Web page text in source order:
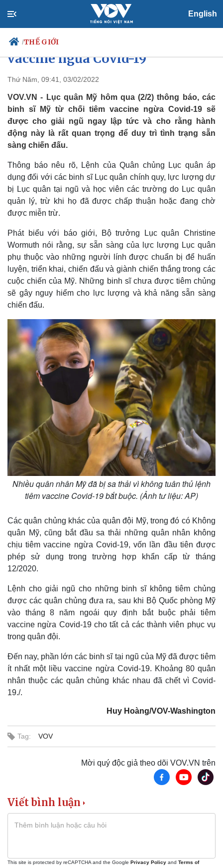
English
/THẾ GIỚI
Chính trị
Đảng
Tổ chức nhân sự
Quốc hội
Nhận diện sự thật
Xã hội
Tin 24h
Dự báo thời tiết
Giáo dục
Dấu ấn VOV
Biển đảo
Cuộc sống đó đây
Hồ sơ
Multimedia
Video
Ảnh
E-Magazine
Infographic
Kinh tế
Thị trường
Tiêu dùng
Lục quân Mỹ bắt đầu cho giải
ngũ những binh sĩ từ chối tiêm
vaccine ngừa Covid-19
Thứ Năm, 09:41, 03/02/2022
VOV.VN - Lục quân Mỹ hôm qua (2/2) thông báo, các
binh sĩ Mỹ từ chối tiêm vaccine ngừa Covid-19 sẽ
được cho giải ngũ ngay lập tức và cho rằng hành
động này là rất quan trọng để duy trì tình trạng sẵn
sàng chiến đấu.
Thông báo nêu rõ, Lệnh của Quân chủng Lục quân áp
dụng đối với các binh sĩ Lục quân chính quy, lực lượng dự
bị Lục quân tại ngũ và học viên các trường do Lục quân
quản lý, trừ khi họ đã được chấp thuận hoặc đang chờ
được miễn trừ.
Phát biểu với báo giới, Bộ trưởng Lục quân Christine
Wormuth nói rằng, sự sẵn sàng của lực lượng Lục quân
phụ thuộc vào những người lính được chuẩn bị để huấn
luyện, triển khai, chiến đấu và giành chiến thắng trong các
cuộc chiến của Mỹ. Những binh sĩ chưa được tiêm chủng
sẽ gây nguy hiểm cho lực lượng và khả năng sẵn sàng
chiến đấu.
Nhiều quân nhân Mỹ đã bị sa thải vì không tuân thủ lệnh
tiêm vaccine Covid-19 bắt buộc. (Ảnh tư liệu: AP)
Các quân chủng khác của quân đội Mỹ, trong đó có Không
quân Mỹ, cũng bắt đầu sa thải những quân nhân không
chịu tiêm vaccine ngừa Covid-19, vốn lần đầu tiên được
phép sử dụng trong trường hợp khẩn cấp từ tháng
12/2020.
Lệnh cho giải ngũ cho những binh sĩ không tiêm chủng
được các quân chủng đưa ra, sau khi Bộ Quốc phòng Mỹ
vào tháng 8 năm ngoái quy định bắt buộc phải tiêm
vaccine ngừa Covid-19 cho tất cả các thành viên phục vụ
trong quân đội.
Đến nay, phần lớn các binh sĩ tại ngũ của Mỹ đã được tiêm
ít nhất một liều vaccine ngừa Covid-19. Khoảng 80 quân
nhân thuộc các quân chủng khác nhau đã chết vì Covid-
19./.
Huy Hoàng/VOV-Washington
Tag: VOV
Mời quý độc giả theo dõi VOV.VN trên
Viết bình luận
This site is protected by reCAPTCHA and the Google Privacy Policy and Terms of